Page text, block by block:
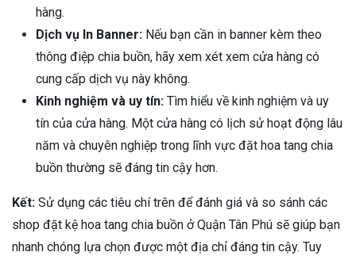
hàng.
Dịch vụ In Banner: Nếu bạn cần in banner kèm theo
thông điệp chia buồn, hãy xem xét xem cửa hàng có
cung cấp dịch vụ này không.
Kinh nghiệm và uy tín: Tìm hiểu về kinh nghiệm và uy
tín của cửa hàng. Một cửa hàng có lịch sử hoạt động lâu
năm và chuyên nghiệp trong lĩnh vực đặt hoa tang chia
buồn thường sẽ đáng tin cậy hơn.
Kết: Sử dụng các tiêu chí trên để đánh giá và so sánh các
shop đặt kệ hoa tang chia buồn ở Quận Tân Phú sẽ giúp bạn
nhanh chóng lựa chọn được một địa chỉ đáng tin cậy. Tuy